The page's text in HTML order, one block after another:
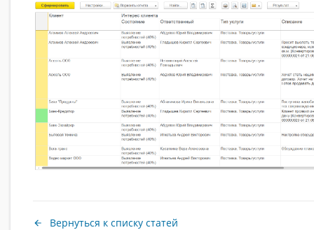
Вернуться к списку статей